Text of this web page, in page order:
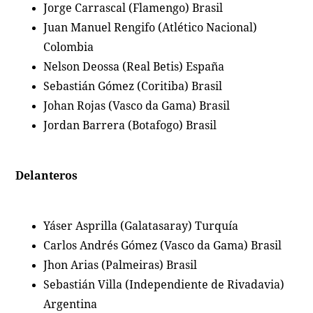
Jorge Carrascal (Flamengo) Brasil
Juan Manuel Rengifo (Atlético Nacional)
Colombia
Nelson Deossa (Real Betis) España
Sebastián Gómez (Coritiba) Brasil
Johan Rojas (Vasco da Gama) Brasil
Jordan Barrera (Botafogo) Brasil
Delanteros
Yáser Asprilla (Galatasaray) Turquía
Carlos Andrés Gómez (Vasco da Gama) Brasil
Jhon Arias (Palmeiras) Brasil
Sebastián Villa (Independiente de Rivadavia)
Argentina